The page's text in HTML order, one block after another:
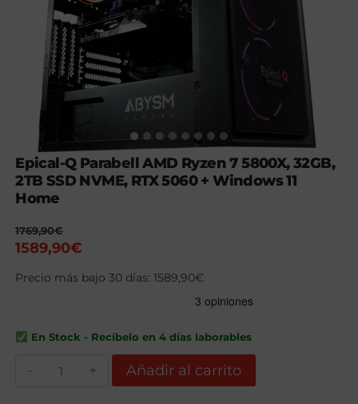
Epical-Q Parabell AMD Ryzen 7 5800X, 32GB,
2TB SSD NVME, RTX 5060 + Windows 11
Home
1769,90€
El
original
1589,90€
actual
Precio más bajo 30 días:1589,90€
En Stock - Recíbelo en 4 días laborables
Añadir al carrito